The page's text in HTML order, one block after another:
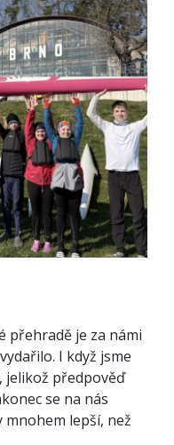
přehradě je za námi
I když jsme
jelikož předpověď
se na nás
lepší, než